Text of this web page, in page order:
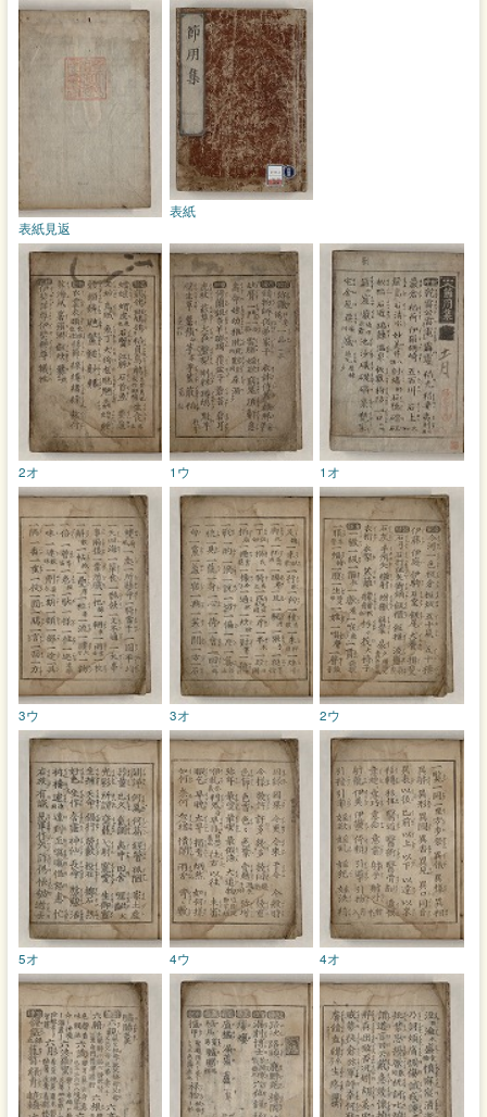
表紙
表紙見返
1オ
1ウ
2オ
2ウ
3オ
3ウ
4オ
4ウ
5オ